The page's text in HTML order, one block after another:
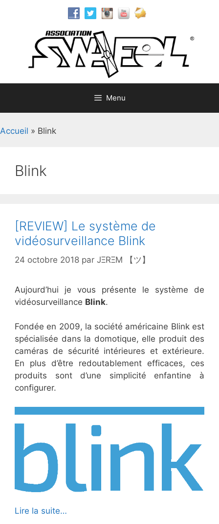
Menu
Accueil » Blink
Blink
[REVIEW] Le système de
vidéosurveillance Blink
24 octobre 2018 par JΞRΞM 【ツ】
Aujourd’hui je vous présente le système de
vidéosurveillance Blink.
Fondée en 2009, la société américaine Blink est
spécialisée dans la domotique, elle produit des
caméras de sécurité intérieures et extérieure.
En plus d’être redoutablement efficaces, ces
produits sont d’une simplicité enfantine à
configurer.
Lire la suite…